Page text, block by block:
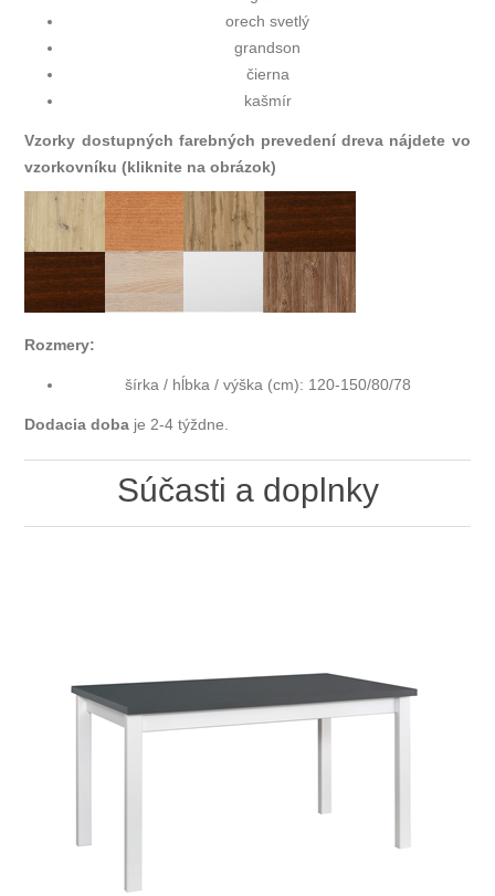
orech svetlý
grandson
čierna
kašmír
Vzorky dostupných farebných prevedení dreva nájdete vo
vzorkovníku (kliknite na obrázok)
Rozmery:
šírka / hĺbka / výška (cm): 120-150/80/78
Dodacia doba je 2-4 týždne.
Súčasti a doplnky